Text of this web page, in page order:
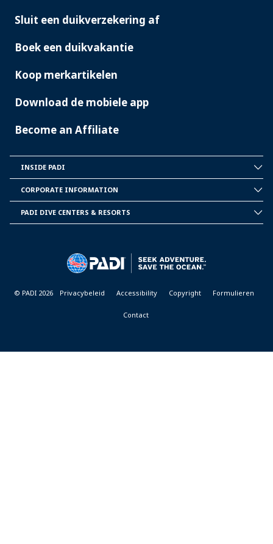
Sluit een duikverzekering af
Boek een duikvakantie
Koop merkartikelen
Download de mobiele app
Become an Affiliate
PADI
INSIDE PADI
INFORMATION
CORPORATE INFORMATION
PADI DIVE CENTERS & RESORTS
© PADI 2026 Privacybeleid Accessibility Copyright Formulieren
Contact